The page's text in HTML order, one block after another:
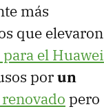
más
que elevaron
el Huawei
porun
pero